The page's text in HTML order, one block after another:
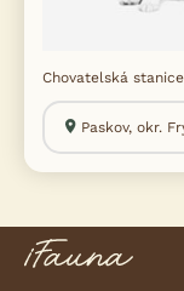
Chovatelská
Paskov, okr.